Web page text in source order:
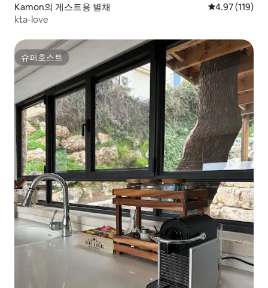
Kamon의 게스트용 별채 평점 4.97점(5
4.97 (119)
kta-love
슈퍼호스트
슈퍼호스트